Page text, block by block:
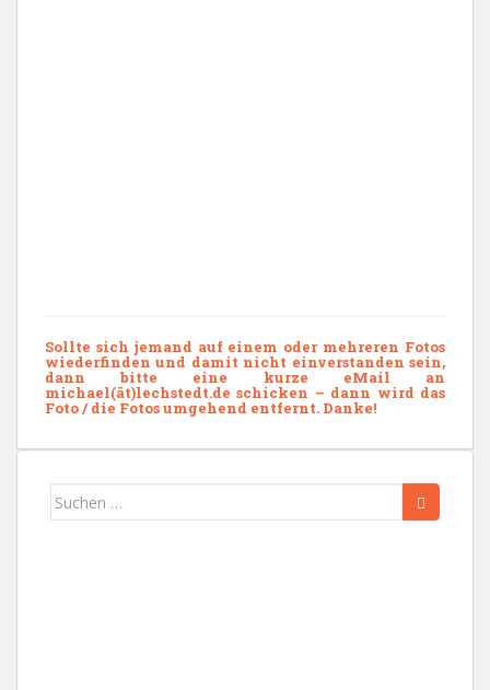
Sollte sich jemand auf einem oder mehreren Fotos
wiederfinden und damit nicht einverstanden sein,
dann bitte eine kurze eMail an
michael(ät)lechstedt.de schicken – dann wird das
Foto / die Fotos umgehend entfernt. Danke!
Suchen